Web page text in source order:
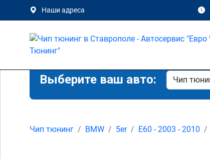
Наши адреса
Выберите ваш авто:
Чип тюнинг BMW 5er E60 - 2003 - 2010